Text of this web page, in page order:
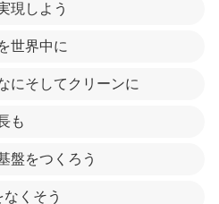
現しよう
世界中に
にそしてクリーンに
も
盤をつくろう
くそう